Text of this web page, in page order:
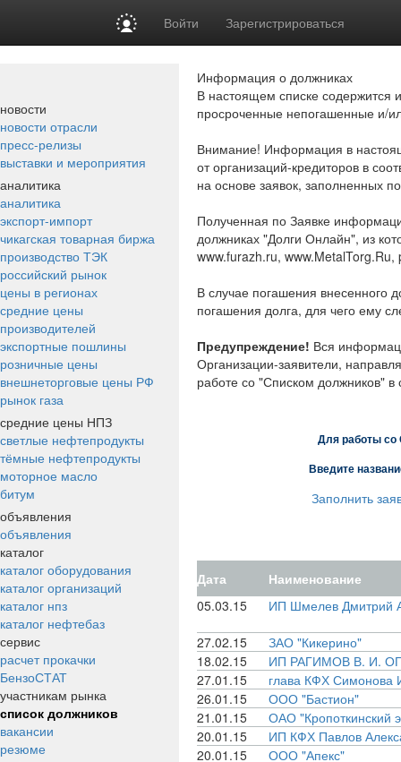
Войти Зарегистрироваться
новости
новости отрасли
пресс-релизы
выставки и мероприятия
аналитика
аналитика
экспорт-импорт
чикагская товарная биржа
производство ТЭК
российский рынок
цены в регионах
средние цены
производителей
экспортные пошлины
розничные цены
внешнеторговые цены РФ
рынок газа
средние цены НПЗ
светлые нефтепродукты
тёмные нефтепродукты
моторное масло
битум
объявления
объявления
каталог
каталог оборудования
каталог организаций
каталог нпз
каталог нефтебаз
сервис
расчет прокачки
БензоСТАТ
участникам рынка
список должников
вакансии
резюме
Информация о должниках
В настоящем списке содержится
просроченные непогашенные и/
Внимание! Информация в
от организаций-кредиторов в
на основе заявок, заполненных
Полученная по Заявке
должниках "Долги Онлайн", из
www.furazh.ru,
В случае погашения внесенного
погашения долга, для чего ему
Предупреждение! Вся
Организации-заявители,
работе со "Списком должников" в
Для работы со
Введите
Заполнить
Дата
Наименование
05.03.15
ИП Шмелев Дмитрий
27.02.15
ЗАО "Кикерино"
18.02.15
ИП РАГИМОВ В. И.
27.01.15
глава КФХ Симонова
26.01.15
ООО "Бастион"
21.01.15
ОАО "Кропоткинский
20.01.15
ИП КФХ Павлов
20.01.15
ООО "Апекс"